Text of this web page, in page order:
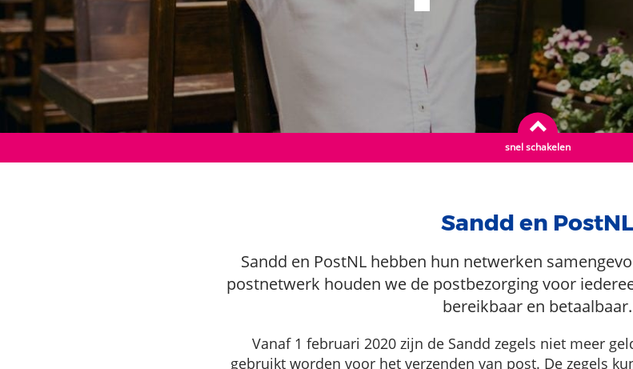
snel schakelen
Sandd en PostNL
Sandd en PostNL hebben hun netwerken
postnetwerk houden we de postbezorging voor
bereikbaar en betaalbaar.
Vanaf 1 februari 2020 zijn de Sandd zegels niet meer
gebruikt worden voor het verzenden van post. De zegels